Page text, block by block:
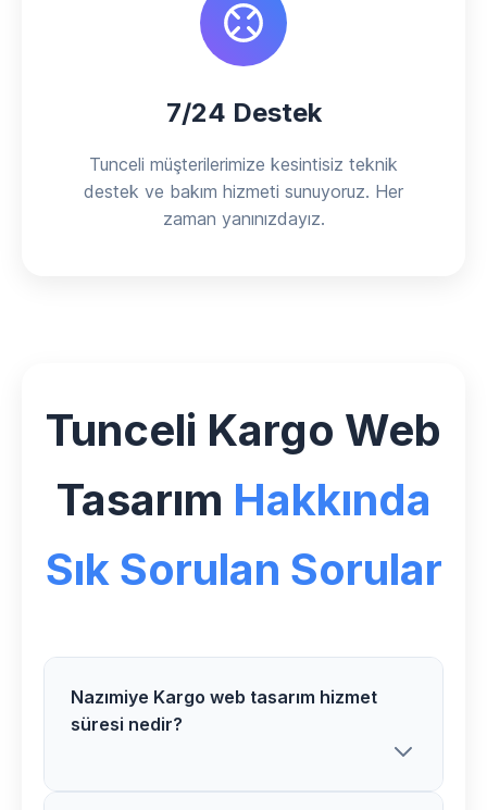
7/24 Destek
Tunceli müşterilerimize kesintisiz teknik
destek ve bakım hizmeti sunuyoruz. Her
zaman yanınızdayız.
Tunceli Kargo Web
Tasarım Hakkında
Sık Sorulan Sorular
Nazımiye Kargo web tasarım hizmet
süresi nedir?